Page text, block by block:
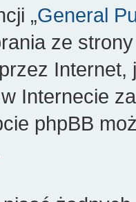
„General
ze
Internecie
phpBB